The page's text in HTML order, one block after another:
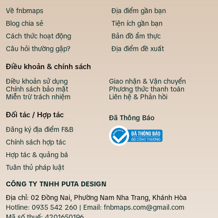
Về fnbmaps
Blog chia sẻ
Cách thức hoạt động
Câu hỏi thường gặp?
Địa điểm gần bạn
Tiện ích gần bạn
Bản đồ ẩm thực
Địa điểm đề xuất
Điều khoản & chính sách
Điều khoản sử dụng
Chính sách bảo mật
Miễn trừ trách nhiệm
Giao nhận & Vận chuyển
Phương thức thanh toán
Liên hệ & Phản hồi
Đối tác / Hợp tác
Đăng ký địa điểm F&B
Chính sách hợp tác
Hợp tác & quảng bá
Tuân thủ pháp luật
CÔNG TY TNHH PUTA DESIGN
Địa chỉ: 02 Đồng Nai, Phường Nam Nha Trang, Khánh Hòa
Hotline: 0935 542 260 | Email: fnbmaps.com@gmail.com
Đã Thông Báo